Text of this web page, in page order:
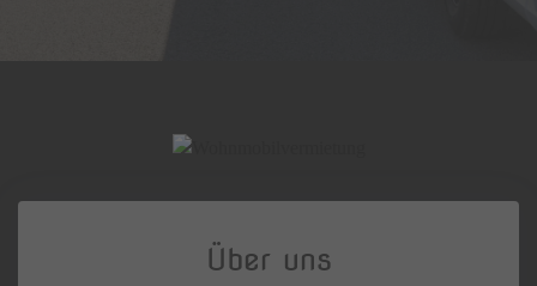
Über uns